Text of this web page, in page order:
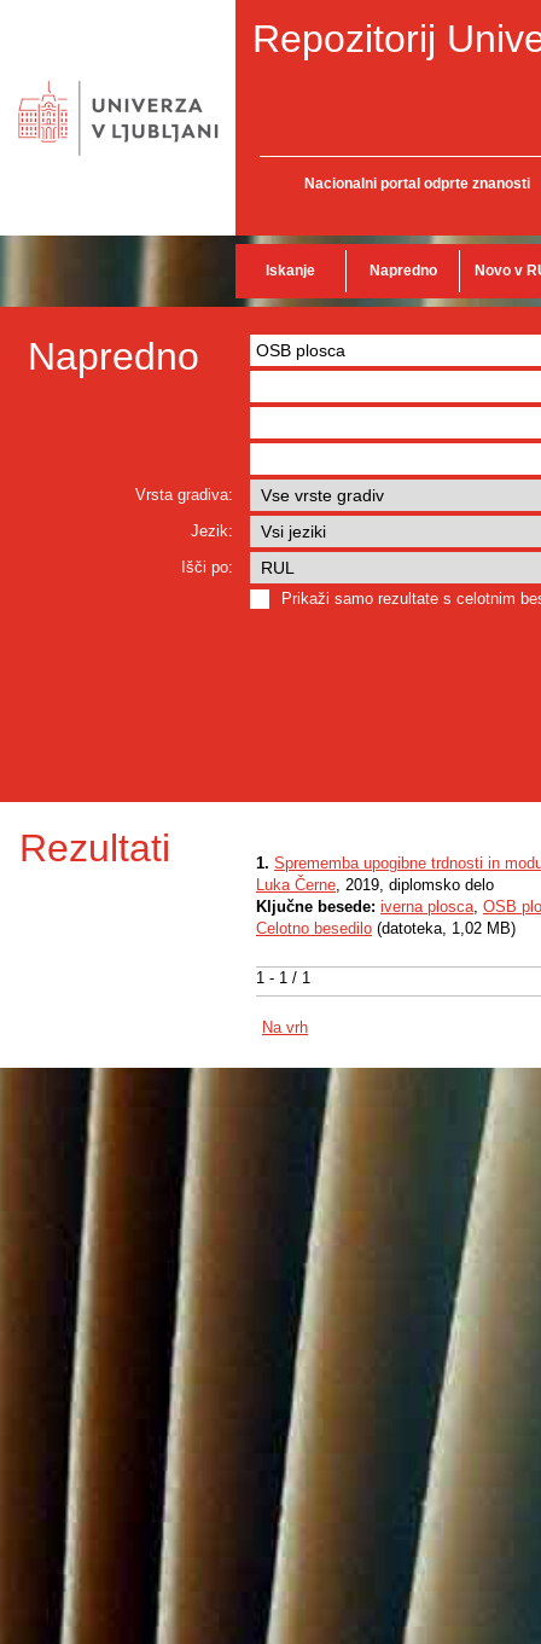
Repozitorij
Nacionalni portal odprte znanosti
Iskanje Napredno Novo v
Napredno
Vrsta gradiva:
Jezik:
Išči po:
Prikaži samo rezultate s celotnim
Rezultati
1 - 1 / 1
1. Sprememba upogibne trdnosti in
Luka Černe, 2019, diplomsko delo
Ključne besede: iverna plosca, OSB
Celotno besedilo (datoteka, 1,02 MB)
Na vrh